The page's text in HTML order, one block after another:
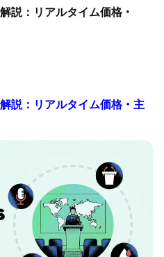
説：リアルタイム価格・
説：リアルタイム価格・主